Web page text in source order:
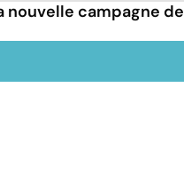
nouvelle campagne de